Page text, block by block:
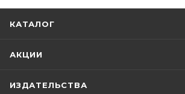
КАТАЛОГ
АКЦИИ
ИЗДАТЕЛЬСТВА